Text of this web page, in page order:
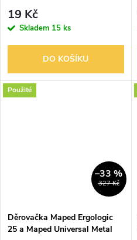
19 Kč
Skladem 15 ks
DO KOŠÍKU
Použité
327 Kč
–33 %
Děrovačka Maped Ergologic
25 a Maped Universal Metal